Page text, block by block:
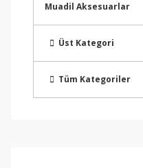
Muadil Aksesuarlar
Üst Kategori
Tüm Kategoriler